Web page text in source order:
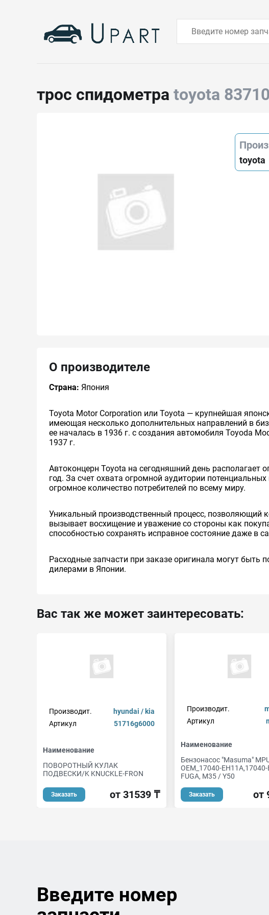
трос спидометра toyota
toyota
О производителе
Страна: Япония
Toyota Motor Corporation или Toyota — крупнейшая
имеющая несколько дополнительных направлений в
ее началась в 1936 г. с создания автомобиля Toyoda
1937 г.
Автоконцерн Toyota на сегодняшний день
год. За счет охвата огромной аудитории
огромное количество потребителей по всему миру.
Уникальный производственный процесс, позволяющий
вызывает восхищение и уважение со стороны как
способностью сохранять исправное состояние даже в
Расходные запчасти при заказе оригинала могут быть
дилерами в Японии.
Вас так же может заинтересовать:
Производит.
hyundai / kia
Артикул
51716g6000
Наименование
ПОВОРОТНЫЙ КУЛАК
ПОДВЕСКИ/K KNUCKLE-FRON
Заказать от 31539 ₸
Производит.
Артикул
Наименование
Бензонасос "Masuma"
OEM_17040-
FUGA, M35 / Y50
Заказать от
Введите номер